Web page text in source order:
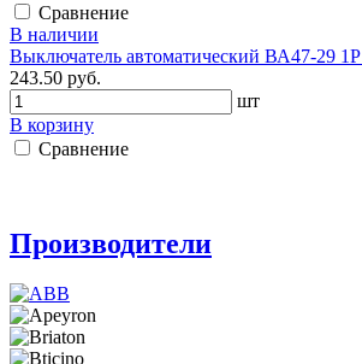
Сравнение
В наличии
Выключатель автоматический ВА47-29
243.50 руб.
шт
В корзину
Сравнение
Производители